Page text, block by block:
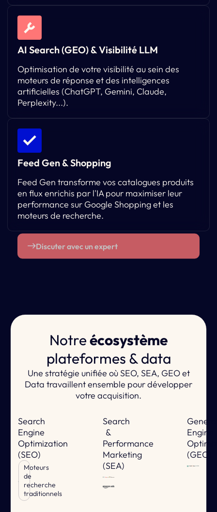
AI Search (GEO) & Visibilité LLM
Optimisation de votre visibilité au sein des
moteurs de réponse et des intelligences
artificielles (ChatGPT, Gemini, Claude,
Perplexity...).
Feed Gen & Shopping
Feed Gen transforme vos catalogues produits
en flux enrichis par l'IA pour maximiser leur
performance sur Google Shopping et les
moteurs de recherche.
Discuter avec un expert
Notreécosystème
plateformes & data
Une stratégie unifiée où SEO, SEA, GEO et
Data travaillent ensemble pour développer
votre acquisition.
Search
Engine
Optimization
(SEO)
Moteurs
de
recherche
traditionnels
Search
&
Performance
Marketing
(SEA)
Engine
(GEO)